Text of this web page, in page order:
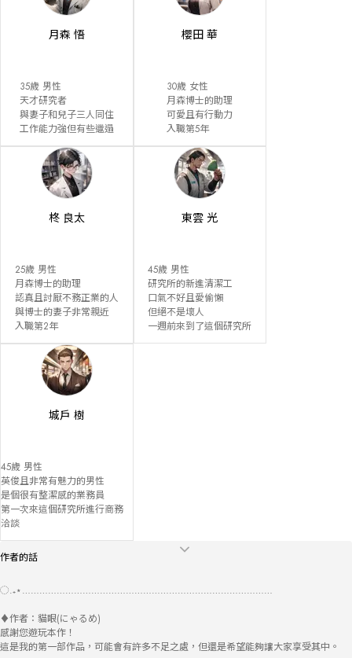
月森 悟
35歲 男性
天才研究者
與妻子和兒子三人同住
工作能力強但有些邋遢
櫻田 華
30歲 女性
月森博士的助理
可愛且有行動力
入職第5年
柊 良太
25歲 男性
月森博士的助理
認真且討厭不務正業的人
與博士的妻子非常親近
入職第2年
東雲 光
45歲 男性
研究所的新進清潔工
口氣不好且愛偷懶
但絕不是壞人
一週前來到了這個研究所
城戶 樹
45歲 男性
英俊且非常有魅力的男性
是個很有整潔感的業務員
第一次來這個研究所進行商務
洽談
作者的話
◌.₊⋆……………………………………………………………………………
♦作者：貓眼(にゃるめ)
感謝您遊玩本作！
這是我的第一部作品，可能會有許多不足之處，但還是希望能夠讓大家享受其中。